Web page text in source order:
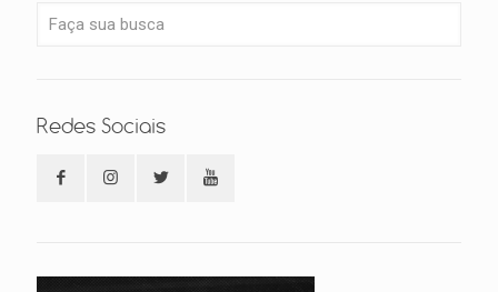
Redes Sociais